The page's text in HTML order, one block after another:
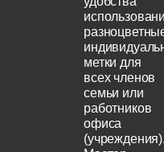
метки для
всех членов
семьи или
работников
офиса